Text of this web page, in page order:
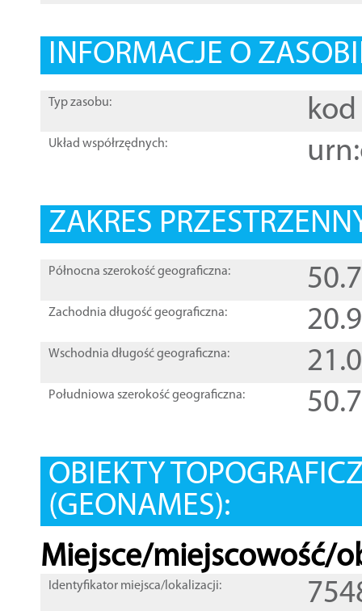
INFORMACJE O
Typ zasobu: kod
Układ współrzędnych:
ZAKRES
Północna szerokość geograficzna:
Zachodnia długość geograficzna:
Wschodnia długość geograficzna:
Południowa szerokość geograficzna:
OBIEKTY
(GEONAMES):
Miejsce/miejscowość/
Identyfikator miejsca/lokalizacji: